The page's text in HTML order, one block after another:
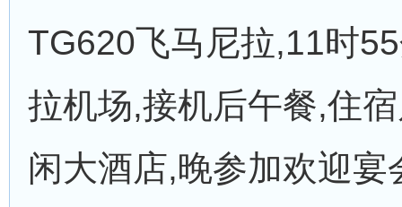
TG620飞马尼拉,11时
拉机场,接机后午餐,住
闲大酒店,晚参加欢迎宴